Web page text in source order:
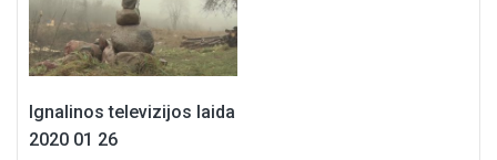
Ignalinos televizijos laida
2020 01 26